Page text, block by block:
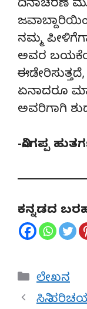
ದಿನಾಚರಣೆ
ನಮ್ಮ
ಅವರ
ಏನಾದರೂ
ಅವರಿಗಾಗಿ
-ನಿಂಗಪ್ಪ
ಕನ್ನಡದ
ಲೇಖನ
ಸಿನಿ